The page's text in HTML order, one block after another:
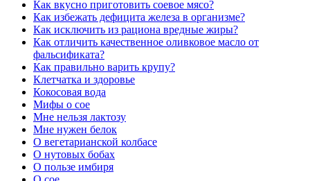
Как вкусно приготовить соевое мясо?
Как избежать дефицита железа в организме?
Как исключить из рациона вредные жиры?
Как отличить качественное оливковое масло от
фальсификата?
Как правильно варить крупу?
Клетчатка и здоровье
Кокосовая вода
Мифы о сое
Мне нельзя лактозу
Мне нужен белок
О вегетарианской колбасе
О нутовых бобах
О пользе имбиря